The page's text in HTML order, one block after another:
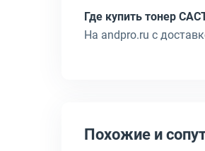
Где купить тонер
На andpro.ru с
Похожие и